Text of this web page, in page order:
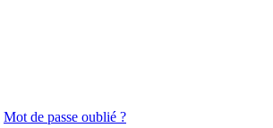
Mot de passe oublié ?